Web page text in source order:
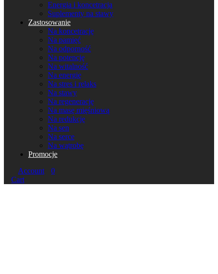
Energia i koncetracja
Suplementy na stawy
Zastosowanie
Na koncetrację
Na pamięć
Na odporność
Na potencję
Na witalność
Na energię
Na stres i relaks
Na stawy
Na regenerację
Na masę mięśniową
Na redukcję
Na sen
Na serce
Na wątrobę
Promocje
Account
0
Cart